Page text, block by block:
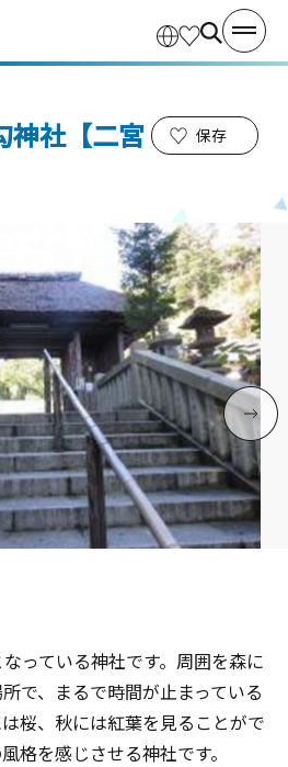
神社【二宮
保存
なっている神社です。周囲を森に
で、まるで時間が止まっている
桜、秋には紅葉を見ることがで
格を感じさせる神社です。